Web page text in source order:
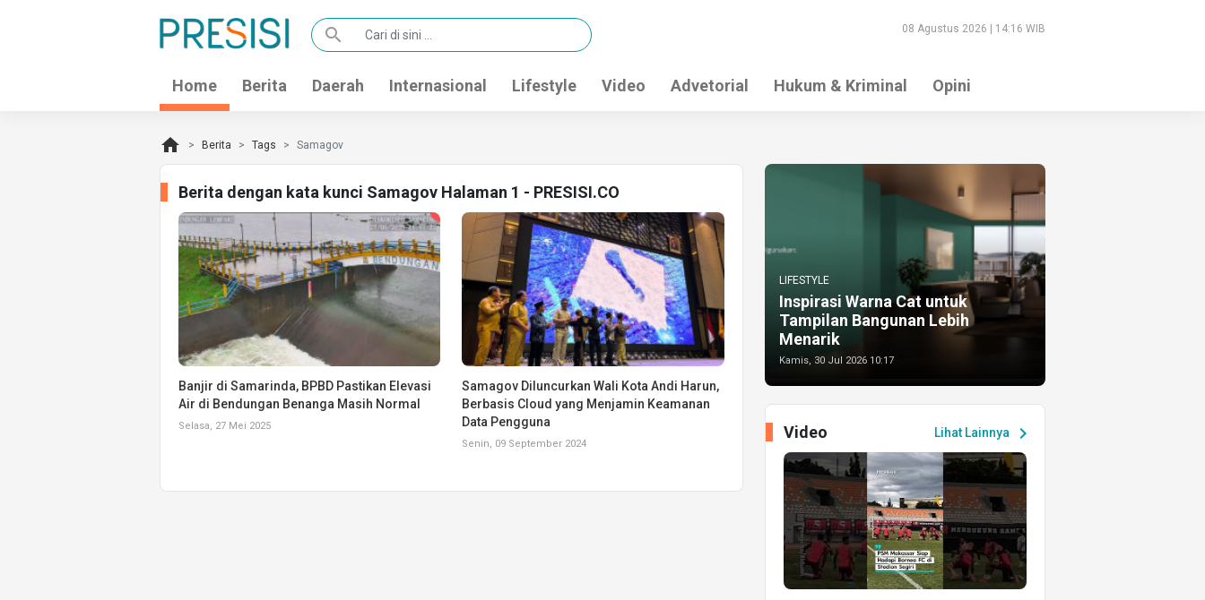
search 08 Agustus 2026 | 14:16 WIB
Home Berita Daerah Internasional Lifestyle Video Advetorial Hukum & Kriminal Opini
home Berita Tags Samagov
Berita dengan kata kunci Samagov Halaman 1 - PRESISI.CO
Banjir di Samarinda, BPBD Pastikan Elevasi
Air di Bendungan Benanga Masih Normal
Selasa, 27 Mei 2025
Samagov Diluncurkan Wali Kota Andi Harun,
Berbasis Cloud yang Menjamin Keamanan
Data Pengguna
Senin, 09 September 2024
LIFESTYLE
Inspirasi Warna Cat untuk
Tampilan Bangunan Lebih
Menarik
Kamis, 30 Jul 2026 10:17
Lihat Lainnya chevron_right
Video